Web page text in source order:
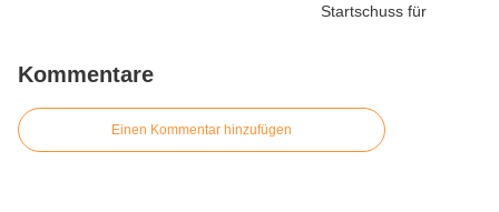
Kommentare
Einen Kommentar hinzufügen